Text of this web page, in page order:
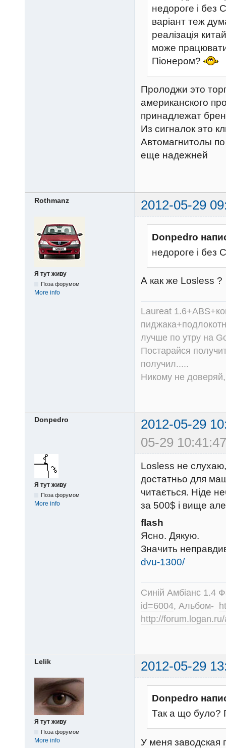
недороге і без
варіант теж
реалізація
може працювати
Піонером?
Пролоджи это
американского
принадлежат
Из сигналок это
Автомагнитолы
еще надежней
Rothmanz 2012-05-29
Я тут живу
Поза форумом
More info
Donpedro
недороге і без
А как же Losless ?
Laureat
лучше по утру на
Постарайся
получил.....
Никому не
Donpedro
2012-05-29
05-29
Я тут живу
Поза форумом
More info
Losless не
достатньо для
читається. Ніде
за 500$ і вище
flash
Ясно. Дякую.
Значить
dvu-1300/
Синій Амбіанс 1.4
id=6004, Альбом-
http://
Lelik 2012-05-29
Я тут живу
Поза форумом
More info
Donpedro
Так а що було?
У меня заводская